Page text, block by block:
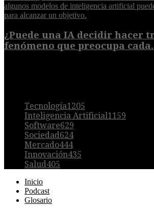
¿Puede una IA decidir hacer
fenómeno que preocupa
Tecnología1205
Inteligencia Artificial1159
Software629
Sociedad624
Mercado444
Innovación435
Salud405
Inicio
Podcast
Glosario